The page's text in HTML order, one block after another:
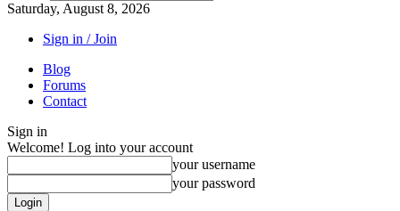
Saturday, August 8, 2026
Sign in / Join
Blog
Forums
Contact
Sign in
Welcome! Log into your account
your username
your password